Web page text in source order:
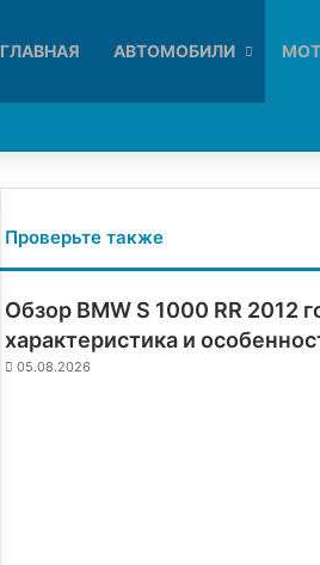
ГЛАВНАЯ АВТОМОБИЛИ
Проверьте также
З
к
р
ы
Обзор BMW S 1000 RR 2012
характеристика и
05.08.2026